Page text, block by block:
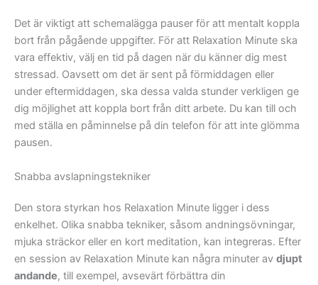
Det är viktigt att schemalägga pauser för att mentalt koppla
bort från pågående uppgifter. För att Relaxation Minute ska
vara effektiv, välj en tid på dagen när du känner dig mest
stressad. Oavsett om det är sent på förmiddagen eller
under eftermiddagen, ska dessa valda stunder verkligen ge
dig möjlighet att koppla bort från ditt arbete. Du kan till och
med ställa en påminnelse på din telefon för att inte glömma
pausen.
Snabba avslapningstekniker
Den stora styrkan hos Relaxation Minute ligger i dess
enkelhet. Olika snabba tekniker, såsom andningsövningar,
mjuka sträckor eller en kort meditation, kan integreras. Efter
en session av Relaxation Minute kan några minuter av djupt
andande, till exempel, avsevärt förbättra din